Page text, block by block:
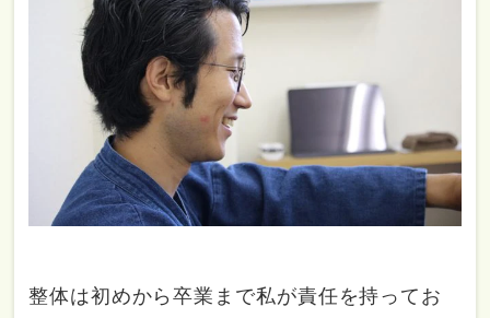
整体は初めから卒業まで私が責任を持ってお